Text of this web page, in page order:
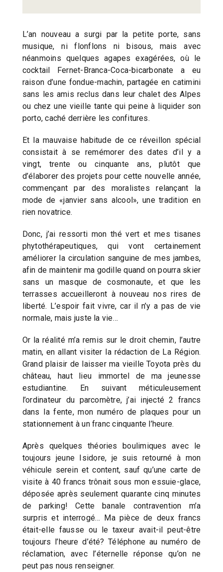
L’an nouveau a surgi par la petite porte, sans
musique, ni flonflons ni bisous, mais avec
néanmoins quelques agapes exagérées, où le
cocktail Fernet-Branca-Coca-bicarbonate a eu
raison d’une fondue-machin, partagée en catimini
sans les amis reclus dans leur chalet des Alpes
ou chez une vieille tante qui peine à liquider son
porto, caché derrière les confitures.
Et la mauvaise habitude de ce réveillon spécial
consistait à se remémorer des dates d’il y a
vingt, trente ou cinquante ans, plutôt que
d’élaborer des projets pour cette nouvelle année,
commençant par des moralistes relançant la
mode de «janvier sans alcool», une tradition en
rien novatrice.
Donc, j’ai ressorti mon thé vert et mes tisanes
phytothérapeutiques, qui vont certainement
améliorer la circulation sanguine de mes jambes,
afin de maintenir ma godille quand on pourra skier
sans un masque de cosmonaute, et que les
terrasses accueilleront à nouveau nos rires de
liberté. L’espoir fait vivre, car il n’y a pas de vie
normale, mais juste la vie…
Or la réalité m’a remis sur le droit chemin, l’autre
matin, en allant visiter la rédaction de La Région.
Grand plaisir de laisser ma vieille Toyota près du
château, haut lieu immortel de ma jeunesse
estudiantine. En suivant méticuleusement
l’ordinateur du parcomètre, j’ai injecté 2 francs
dans la fente, mon numéro de plaques pour un
stationnement à un franc cinquante l’heure.
Après quelques théories boulimiques avec le
toujours jeune Isidore, je suis retourné à mon
véhicule serein et content, sauf qu’une carte de
visite à 40 francs trônait sous mon essuie-glace,
déposée après seulement quarante cinq minutes
de parking! Cette banale contravention m’a
surpris et interrogé… Ma pièce de deux francs
était-elle fausse ou le taxeur avait-il peut-être
toujours l’heure d’été? Téléphone au numéro de
réclamation, avec l’éternelle réponse qu’on ne
peut pas nous renseigner.